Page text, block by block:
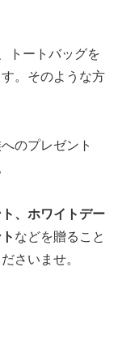
トートバッグを
。そのような方
のプレゼント
、ホワイトデー
などを贈ること
さいませ。